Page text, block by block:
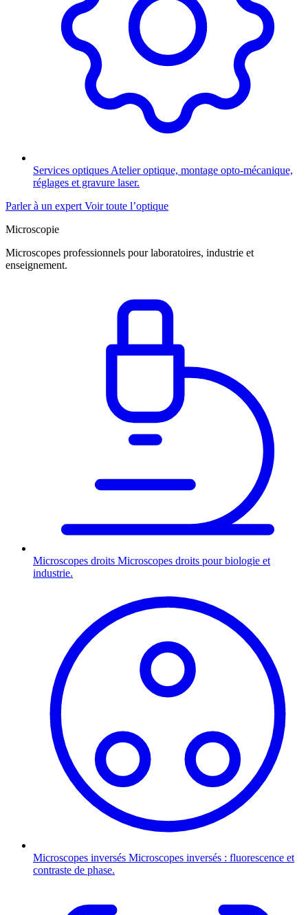
Services optiques Atelier optique, montage opto-mécanique,
réglages et gravure laser.
Parler à un expert Voir toute l’optique
Microscopie
Microscopes professionnels pour laboratoires, industrie et
enseignement.
Microscopes droits Microscopes droits pour biologie et
industrie.
Microscopes inversés Microscopes inversés : fluorescence et
contraste de phase.